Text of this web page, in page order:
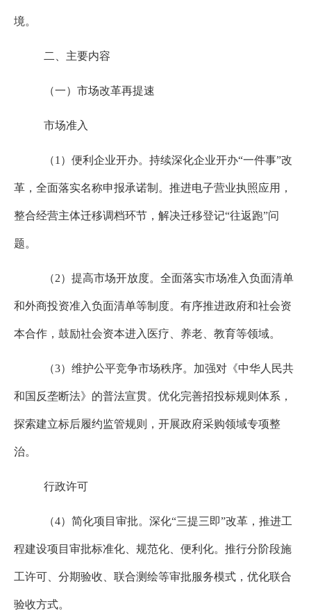
境。
二、主要内容
（一）市场改革再提速
市场准入
（1 ）便利企业开办。持续深化企业开办“一件事”改
革，全面落实名称申报承诺制。推进电子营业执照应用，
整合经营主体迁移调档环节，解决迁移登记“往返跑”问
题。
（2）提高市场开放度。全面落实市场准入负面清单
和外商投资准入负面清单等制度。有序推进政府和社会资
本合作，鼓励社会资本进入医疗、养老、教育等领域。
（3）维护公平竞争市场秩序。加强对《中华人民共
和国反垄断法》的普法宣贯。优化完善招投标规则体系，
探索建立标后履约监管规则，开展政府采购领域专项整
治。
行政许可
（4）简化项目审批。深化“三提三即”改革，推进工
程建设项目审批标准化、规范化、便利化。推行分阶段施
工许可、分期验收、联合测绘等审批服务模式，优化联合
验收方式。